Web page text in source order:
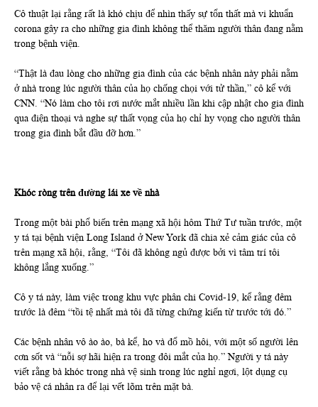
Cô thuật lại rằng rất là khó chịu để nhìn thấy sự tổn thất mà vi khuẩn
corona gây ra cho những gia đình không thể thăm người thân đang nằm
trong bệnh viện.
“Thật là đau lòng cho những gia đình của các bệnh nhân này phải nằm
ở nhà trong lúc người thân của họ chống chọi với tử thần,” cô kể với
CNN. “Nó làm cho tôi rơi nước mắt nhiều lần khi cập nhật cho gia đình
qua điện thoại và nghe sự thất vọng của họ chỉ hy vọng cho người thân
trong gia đình bắt đầu đỡ hơn.”
Khóc ròng trên đường lái xe về nhà
Trong một bài phổ biến trên mạng xã hội hôm Thứ Tư tuần trước, một
y tá tại bệnh viện Long Island ở New York đã chia xẻ cảm giác của cô
trên mạng xã hội, rằng, “Tôi đã không ngủ được bởi vì tâm trí tôi
không lắng xuống.”
Cô y tá này, làm việc trong khu vực phân chi Covid-19, kể rằng đêm
trước là đêm “tồi tệ nhất mà tôi đã từng chứng kiến từ trước tới đó.”
Các bệnh nhân vô ào ào, bà kể, ho và đổ mồ hôi, với một số người lên
cơn sốt và “nỗi sợ hãi hiện ra trong đôi mắt của họ.” Người y tá này
viết rằng bà khóc trong nhà vệ sinh trong lúc nghỉ ngơi, lột dụng cụ
bảo vệ cá nhân ra để lại vết lõm trên mặt bà.